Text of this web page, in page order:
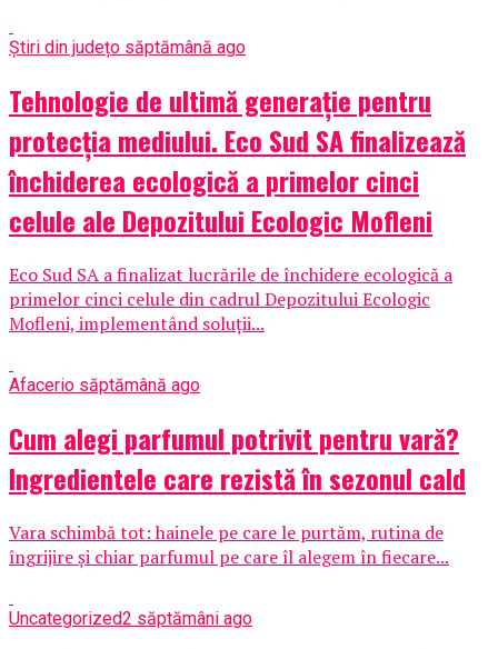
Știri din județo săptămână ago
Tehnologie de ultimă generație pentru
protecția mediului. Eco Sud SA finalizează
închiderea ecologică a primelor cinci
celule ale Depozitului Ecologic Mofleni
Eco Sud SA a finalizat lucrările de închidere ecologică a
primelor cinci celule din cadrul Depozitului Ecologic
Mofleni, implementând soluții...
Afacerio săptămână ago
Cum alegi parfumul potrivit pentru vară?
Ingredientele care rezistă în sezonul cald
Vara schimbă tot: hainele pe care le purtăm, rutina de
îngrijire și chiar parfumul pe care îl alegem în fiecare...
Uncategorized2 săptămâni ago